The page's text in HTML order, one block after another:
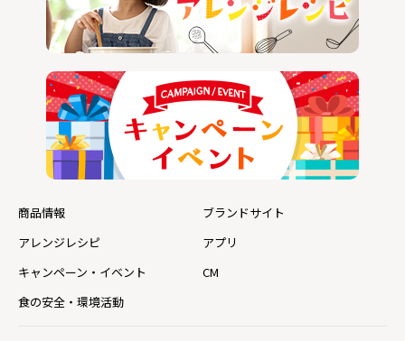
商品情報
ブランドサイト
アレンジレシピ
アプリ
キャンペーン・イベント
CM
食の安全・環境活動